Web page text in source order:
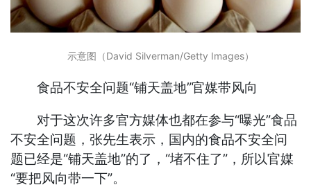
示意图（David Silverman/Getty Images）
食品不安全问题“铺天盖地”官媒带风向
对于这次许多官方媒体也都在参与“曝光”食品
不安全问题，张先生表示，国内的食品不安全问
题已经是“铺天盖地”的了，“堵不住了”，所以官媒
“要把风向带一下”。